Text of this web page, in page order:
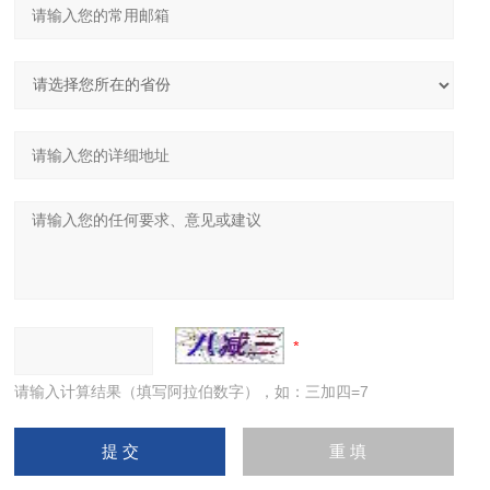
请输入计算结果（填写阿拉伯数字），如：三加四=7